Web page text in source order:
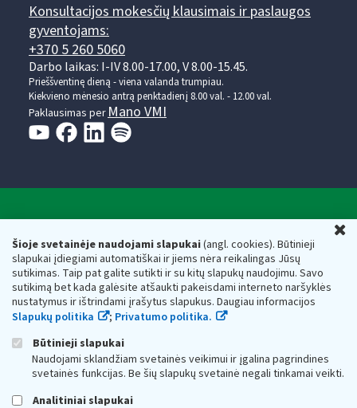
Šioje svetainėje naudojami slapukai(angl. cookies). Būtinieji
slapukai įdiegiami automatiškai ir jiems nėra reikalingas Jūsų
sutikimas. Taip pat galite sutikti ir su kitų slapukų naudojimu. Savo
sutikimą bet kada galėsite atšaukti pakeisdami interneto naršyklės
nustatymus ir ištrindami įrašytus slapukus. Daugiau informacijos
Slapukų politika
; Privatumo politika.
Būtinieji slapukai
Naudojami sklandžiam svetainės veikimui ir įgalina pagrindines
svetainės funkcijas. Be šių slapukų svetainė negali tinkamai veikti.
Analitiniai slapukai
Konsultacijos mokesčių klausimais ir paslaugos
gyventojams:
+370 5 260 5060
Darbo laikas: I-IV 8.00-17.00, V 8.00-15.45.
Prieššventinę dieną - viena valanda trumpiau.
Kiekvieno mėnesio antrą penktadienį 8.00 val. - 12.00 val.
Paklausimas per Mano VMI
Respublikos finansų ministerijos
Biudžetinė įstaiga. Juridinio asmens kodas — 188659752,
adresas: Vasario 16-osios g. 14, 01107 Vilnius, Lietuva, el.paštas:
vmi@vmi.lt, E. pristatymo dėžutės adresas 188659752
Duomenys apie Valstybinę mokesčių inspekciją prie Lietuvos
Respublikos finansų ministerijos kaupiami ir saugomi Juridinių